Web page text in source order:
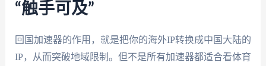
“触手可及”
回国加速器的作用，就是把你的海外IP转换成中国大陆的
IP，从而突破地域限制。但不是所有加速器都适合看体育